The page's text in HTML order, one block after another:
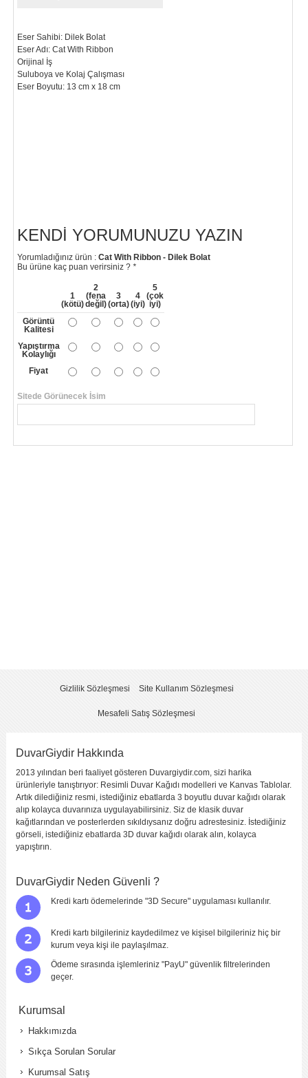
Eser Sahibi: Dilek Bolat
Eser Adı: Cat With Ribbon
Orijinal İş
Suluboya ve Kolaj Çalışması
Eser Boyutu: 13 cm x 18 cm
KENDI YORUMUNUZU YAZIN
Yorumladığınız ürün : Cat With Ribbon - Dilek Bolat
Bu ürüne kaç puan verirsiniz ? *
1
(kötü)
2
(fena
değil)
3
(orta)
4
(iyi)
5
(çok
iyi)
Görüntü
Kalitesi
Yapıştırma
Kolaylığı
Fiyat
Sitede Görünecek İsim
Gizlilik Sözleşmesi Site Kullanım Sözleşmesi
Mesafeli Satış Sözleşmesi
DuvarGiydir Hakkında
2013 yılından beri faaliyet gösteren Duvargiydir.com, sizi harika
ürünleriyle tanıştırıyor: Resimli Duvar Kağıdı modelleri ve Kanvas Tablolar.
Artık dilediğiniz resmi, istediğiniz ebatlarda 3 boyutlu duvar kağıdı olarak
alıp kolayca duvarınıza uygulayabilirsiniz. Siz de klasik duvar
kağıtlarından ve posterlerden sıkıldıysanız doğru adrestesiniz. İstediğiniz
görseli, istediğiniz ebatlarda 3D duvar kağıdı olarak alın, kolayca
yapıştırın.
DuvarGiydir Neden Güvenli ?
Kredi kartı ödemelerinde "3D Secure" uygulaması kullanılır.
Kredi kartı bilgileriniz kaydedilmez ve kişisel bilgileriniz hiç bir
kurum veya kişi ile paylaşılmaz.
Ödeme sırasında işlemleriniz "PayU" güvenlik filtrelerinden
geçer.
Kurumsal
Hakkımızda
Sıkça Sorulan Sorular
Kurumsal Satış